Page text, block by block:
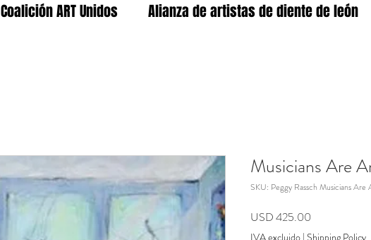
Coalición ART Unidos Alianza de artistas de diente de león
Musicians Are
SKU: Peggy Rassch Musicians Are
USD 425.00